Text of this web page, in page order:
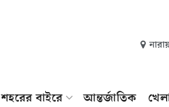
শহরের বাইরে আন্তর্জাতিক